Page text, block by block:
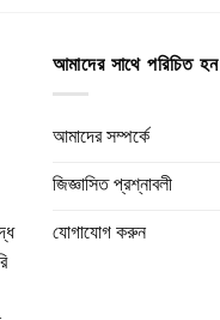
আমাদের সাথে পরিচিত হন
আমাদের সম্পর্কে
জিজ্ঞাসিত প্রশ্নাবলী
যোগাযোগ করুন